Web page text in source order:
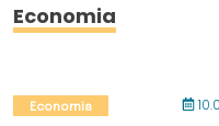
Economia
Economia